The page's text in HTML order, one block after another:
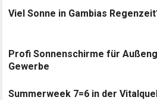
Viel Sonne in Gambias
Profi Sonnenschirme für
Gewerbe
Summerweek 7=6 in der